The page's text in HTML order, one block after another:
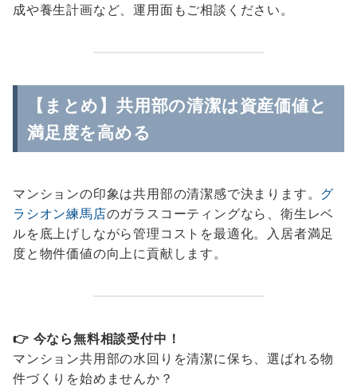
成や養生計画など、運用面もご相談ください。
【まとめ】共用部の清潔は資産価値と
満足度を高める
マンションの印象は共用部の清潔感で決まります。 グ
ラシオン練馬店のガラスコーティングなら、衛生レベ
ルを底上げしながら管理コストを最適化。入居者満足
度と物件価値の向上に貢献します。
👉 今なら無料相談受付中！
マンション共用部の水回りを清潔に保ち、選ばれる物
件づくりを始めませんか？